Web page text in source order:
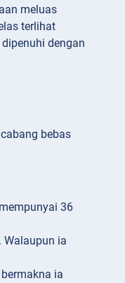
meluas
terlihat
dengan
bebas
36
Walaupun ia
ia